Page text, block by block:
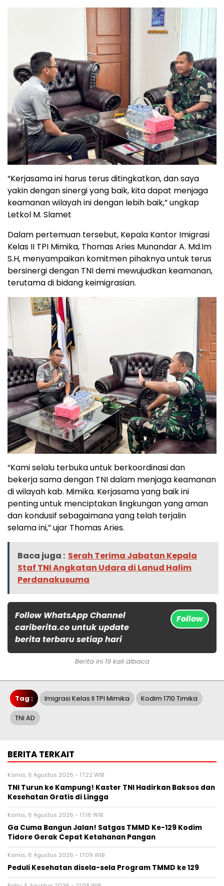
“Kerjasama ini harus terus ditingkatkan, dan saya
yakin dengan sinergi yang baik, kita dapat menjaga
keamanan wilayah ini dengan lebih baik,” ungkap
Letkol M. Slamet
Dalam pertemuan tersebut, Kepala Kantor Imigrasi
Kelas II TPI Mimika, Thomas Aries Munandar A. Md.Im
S.H, menyampaikan komitmen pihaknya untuk terus
bersinergi dengan TNI demi mewujudkan keamanan,
terutama di bidang keimigrasian.
“Kami selalu terbuka untuk berkoordinasi dan
bekerja sama dengan TNI dalam menjaga keamanan
di wilayah kab. Mimika. Kerjasama yang baik ini
penting untuk menciptakan lingkungan yang aman
dan kondusif sebagaimana yang telah terjalin
selama ini,” ujar Thomas Aries.
Baca juga : Serah Terima Jabatan Kepala
Staf TNI Angkatan Udara di Lanud Halim
Perdanakusuma
Follow WhatsApp Channel
cariberita.co untuk update
berita terbaru setiap hari
Follow
Berita ini 19 kali dibaca
Tag : Imigrasi Kelas II TPI Mimika Kodim 1710 Timika
TNI AD
BERITA TERKAIT
Kamis, 6 Agustus 2026 - 17:22 WIB
TNI Turun ke Kampung! Kaster TNI Hadirkan Baksos dan
Kesehatan Gratis di Lingga
Kamis, 6 Agustus 2026 - 17:16 WIB
Ga Cuma Bangun Jalan! Satgas TMMD Ke-129 Kodim
Tidore Gerak Cepat Ketahanan Pangan
Kamis, 6 Agustus 2026 - 17:09 WIB
Peduli Kesehatan disela-sela Program TMMD ke 129